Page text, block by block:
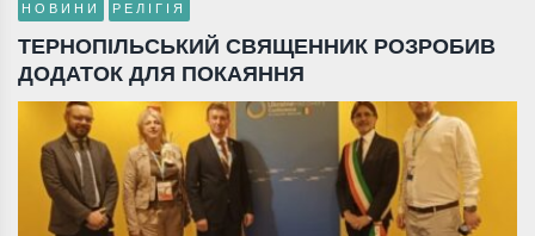
НОВИНИ РЕЛІГІЯ
ТЕРНОПІЛЬСЬКИЙ СВЯЩЕННИК РОЗРОБИВ
ДОДАТОК ДЛЯ ПОКАЯННЯ